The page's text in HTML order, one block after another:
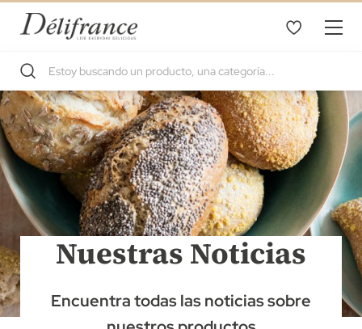
Nuestras Noticias
Encuentra todas las noticias sobre